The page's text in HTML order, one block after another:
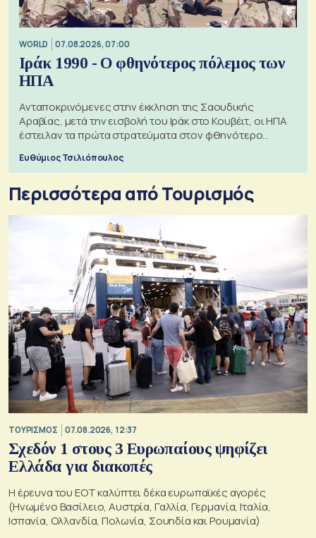
WORLD 07.08.2026, 07:00
Ιράκ 1990 - Ο φθηνότερος πόλεμος των
ΗΠΑ
Ανταποκρινόμενες στην έκκληση της Σαουδικής
Αραβίας, μετά την εισβολή του Ιράκ στο Κουβέιτ, οι ΗΠΑ
έστειλαν τα πρώτα στρατεύματα στον φθηνότερο
Ευθύμιος Τσιλιόπουλος
Περισσότερα από Τουρισμός
ΤΟΥΡΙΣΜΟΣ 07.08.2026, 12:37
Σχεδόν 1 στους 3 Ευρωπαίους ψηφίζει
Ελλάδα για διακοπές
Η έρευνα του ΕΟΤ καλύπτει δέκα ευρωπαϊκές αγορές
(Ηνωμένο Βασίλειο, Αυστρία, Γαλλία, Γερμανία, Ιταλία,
Ισπανία, Ολλανδία, Πολωνία, Σουηδία και Ρουμανία)